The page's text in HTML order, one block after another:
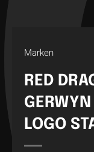
Marken
RED
LOGO